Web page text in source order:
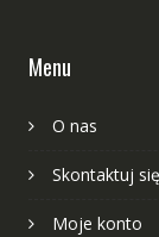
Menu
O nas
Skontaktuj
Moje konto